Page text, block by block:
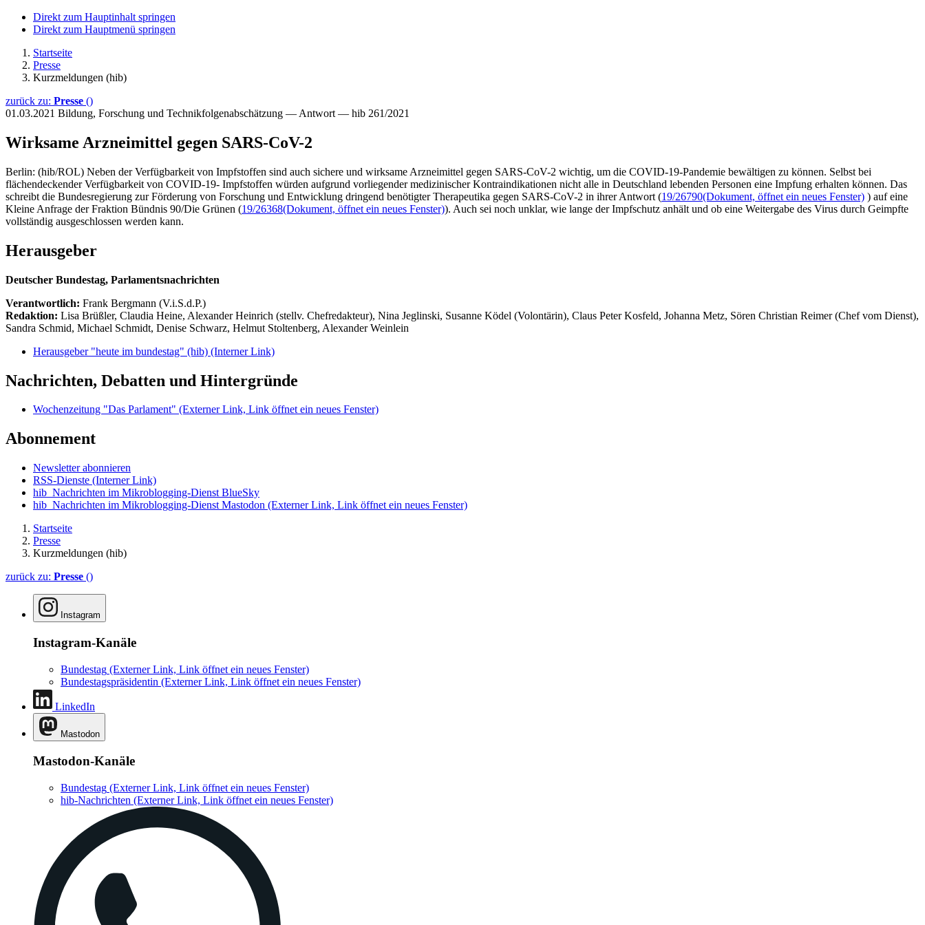
Direkt zum Hauptinhalt springen
Direkt zum Hauptmenü springen
Startseite
Presse
Kurzmeldungen (hib)
zurück zu: Presse ()
01.03.2021 Bildung, Forschung und Technikfolgenabschätzung — Antwort — hib 261/2021
Wirksame Arzneimittel gegen SARS-CoV-2
Berlin: (hib/ROL) Neben der Verfügbarkeit von Impfstoffen sind auch sichere und wirksame Arzneimittel gegen SARS-CoV-2 wichtig, um die COVID-19-Pandemie bewältigen zu können. Selbst bei
flächendeckender Verfügbarkeit von COVID-19- Impfstoffen würden aufgrund vorliegender medizinischer Kontraindikationen nicht alle in Deutschland lebenden Personen eine Impfung erhalten können. Das
schreibt die Bundesregierung zur Förderung von Forschung und Entwicklung dringend benötigter Therapeutika gegen SARS-CoV-2 in ihrer Antwort (19/26790(Dokument, öffnet ein neues Fenster) ) auf eine
Kleine Anfrage der Fraktion Bündnis 90/Die Grünen (19/26368(Dokument, öffnet ein neues Fenster)). Auch sei noch unklar, wie lange der Impfschutz anhält und ob eine Weitergabe des Virus durch Geimpfte
vollständig ausgeschlossen werden kann.
Herausgeber
Deutscher Bundestag, Parlamentsnachrichten
Verantwortlich: Frank Bergmann (V.i.S.d.P.)
Redaktion: Lisa Brüßler, Claudia Heine, Alexander Heinrich (stellv. Chefredakteur), Nina Jeglinski, Susanne Ködel (Volontärin), Claus Peter Kosfeld, Johanna Metz, Sören Christian Reimer (Chef vom Dienst),
Sandra Schmid, Michael Schmidt, Denise Schwarz, Helmut Stoltenberg, Alexander Weinlein
Herausgeber "heute im bundestag" (hib) (Interner Link)
Nachrichten, Debatten und Hintergründe
Wochenzeitung "Das Parlament" (Externer Link, Link öffnet ein neues Fenster)
Abonnement
Newsletter abonnieren
RSS-Dienste (Interner Link)
hib_Nachrichten im Mikroblogging-Dienst BlueSky
hib_Nachrichten im Mikroblogging-Dienst Mastodon (Externer Link, Link öffnet ein neues Fenster)
Startseite
Presse
Kurzmeldungen (hib)
zurück zu: Presse ()
Instagram
Instagram-Kanäle
Bundestag (Externer Link, Link öffnet ein neues Fenster)
Bundestagspräsidentin (Externer Link, Link öffnet ein neues Fenster)
LinkedIn
Mastodon
Mastodon-Kanäle
Bundestag (Externer Link, Link öffnet ein neues Fenster)
hib-Nachrichten (Externer Link, Link öffnet ein neues Fenster)